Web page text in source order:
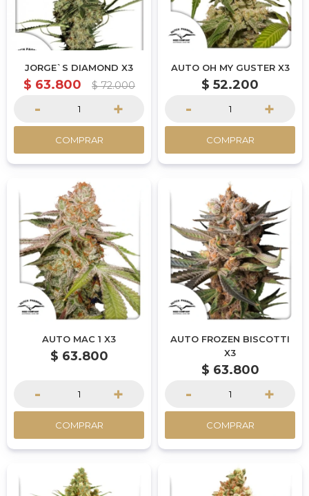
JORGE`S DIAMOND X3
$ 63.800 $ 72.000
- +
COMPRAR
AUTO OH MY GUSTER X3
$ 52.200
- +
COMPRAR
AUTO MAC 1 X3
$ 63.800
- +
COMPRAR
AUTO FROZEN BISCOTTI
X3
$ 63.800
- +
COMPRAR